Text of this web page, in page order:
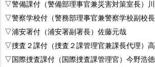
▽警備課付（警備部理事官兼災害対策室長）
▽警察学校付（警務部理事官兼警察学校副校
▽浦安署付（浦安署副署長）佐藤元哉
▽捜査２課付（捜査２課管理官兼課長代理）
▽国際捜査課付（国際捜査課管理官）今野浩徳